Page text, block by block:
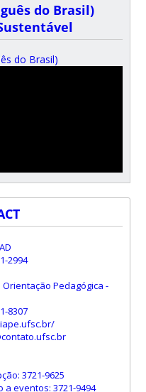
do Brasil)
do Brasil)
2994
Orientação Pedagógica -
8307
3721-9625
a eventos: 3721-9494